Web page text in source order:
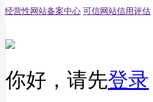
经营性网站备案中心 可信网站信用评估
你好，请先登录